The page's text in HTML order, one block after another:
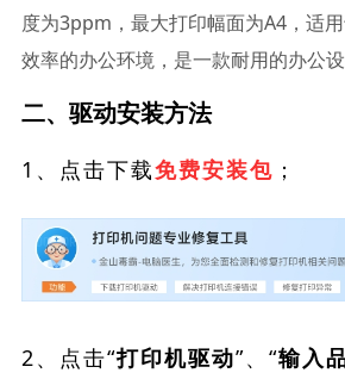
度为3ppm，最大打印幅面为A4，适
效率的办公环境，是一款耐用的办公设
二、驱动安装方法
1、点击下载免费安装包 ；
2、点击“打印机驱动”、“输入